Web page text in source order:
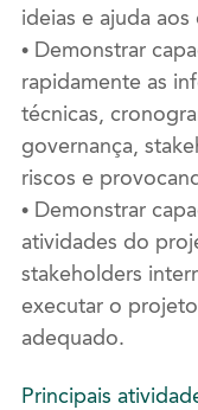
ideias e ajuda
• Demonstrar
rapidamente as
técnicas,
governança,
riscos e
• Demonstrar
atividades do
stakeholders
executar o
adequado.
Principais